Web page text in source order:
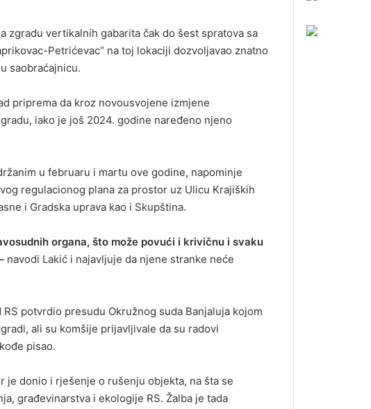
zgradu vertikalnih gabarita čak do šest spratova sa
Petrićevac“ na toj lokaciji dozvoljavao znatno
saobraćajnicu.
priprema da kroz novousvojene izmjene
iako je još 2024. godine naređeno njeno
u februaru i martu ove godine, napominje
regulacionog plana za prostor uz Ulicu Krajiških
i Gradska uprava kao i Skupština.
organa, što može povući i krivičnu i svaku
navodi Lakić i najavljuje da njene stranke neće
potvrdio presudu Okružnog suda Banjaluja kojom
ali su komšije prijavljivale da su radovi
pisao.
donio i rješenje o rušenju objekta, na šta se
građevinarstva i ekologije RS. Žalba je tada